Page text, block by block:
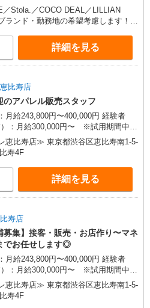
／月給24万3,800円〜40万円 ■大阪／
円〜35万円 ■京都、兵庫、愛知、岐
月給22万7,800円〜35万円 ■他エリア／
円 固定残業手当含む（1ヶ
間）※超過時は追加支給 首都圏エリ
大阪：29,500円 京都、兵庫、愛知、
期間3ヶ月も同条件（首都圏：店長候
円〜）
／Stola.／COCO DEAL／LILLIAN
ランド・勤務地の希望考慮します！※
仙台）、愛知、大阪、兵庫、京都、和
広島、愛媛、福岡、長崎、宮崎、熊
で募集しています。 【COCO
／ルミネ横浜／ルミネ大宮店／ルミ
ミネ立川店／ルミネ町田店／池袋
東京スカイツリータウン・ソラマチ店
店／イオンレイクタウン店／ジョイ
ラスモール湘南店 タカシマヤ ゲートタ
／イオン大高SC店 なんばCITY店／
／阪神梅田本店／京都ポルタ店／阪
ナモア広島店／博多阪急店／天神ソラ
ださ
詳細を見る
比寿店
のアパレル販売スタッフ
月給243,800円〜400,000円 経験者
）：月給300,000円〜 ※試用期間中は
★固定残業手当：30,800円（月給に
間、超過時は追加で残業手当支給 ※月
通費支給 ※試用期間（2〜3ヶ月）も
手当（実家外かつ賃貸の場合のみ別
エリアにより異なります。詳細は面接
社３大特典キャンペー
／※詳細は備考欄にて
恵比寿店≫ 東京都渋谷区恵比寿南1-5-
寿4F
詳細を見る
寿店
募集】接客・販売・お店作り〜マネ
でお任せします◎
月給243,800円〜400,000円 経験者
）：月給300,000円〜 ※試用期間中は
★固定残業手当：30,800円（月給に
間、超過時は追加で残業手当支給 ※月
恵比寿店≫ 東京都渋谷区恵比寿南1-5-
寿4F